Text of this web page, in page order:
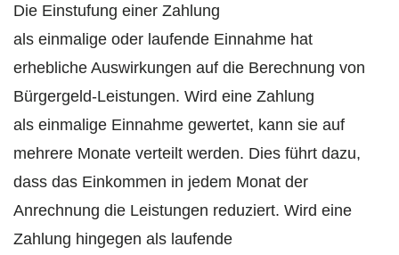
Die Einstufung einer Zahlung
als einmalige oder laufende Einnahme hat
erhebliche Auswirkungen auf die Berechnung von
Bürgergeld-Leistungen. Wird eine Zahlung
als einmalige Einnahme gewertet, kann sie auf
mehrere Monate verteilt werden. Dies führt dazu,
dass das Einkommen in jedem Monat der
Anrechnung die Leistungen reduziert. Wird eine
Zahlung hingegen als laufende